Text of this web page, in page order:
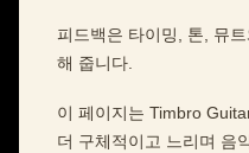
피드백은 타이밍, 톤, 뮤
해 줍니다.
이 페이지는 Timbro
더 구체적이고 느리며 음